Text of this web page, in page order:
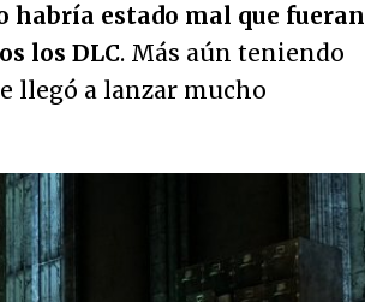
habría estado mal que fueran
los DLC. Más aún teniendo
llegó a lanzar mucho